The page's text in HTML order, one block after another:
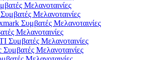
Μελανοταινίες
Μελανοταινίες
Συμβατές Μελανοταινίες
Μελανοταινίες
Συμβατές Μελανοταινίες
Συμβατές Μελανοταινίες